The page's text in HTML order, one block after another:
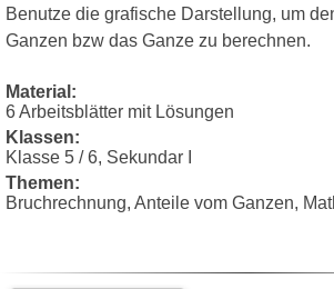
Benutze die grafische Darstellung, um
Ganzen bzw das Ganze zu berechnen.
Material:
6 Arbeitsblätter mit Lösungen
Klassen:
Klasse 5 / 6, Sekundar I
Themen:
Bruchrechnung, Anteile vom Ganzen,